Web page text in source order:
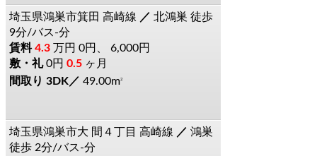
埼玉県鴻巣市箕田 高崎線 北鴻巣 徒歩
9分/バス-分
4.3 万円
0円、 6,000円
0円 0.5 ヶ月
3DK
49.00m2
埼玉県鴻巣市大 間４丁目 高崎線
鴻巣
徒歩 2分/バス-分